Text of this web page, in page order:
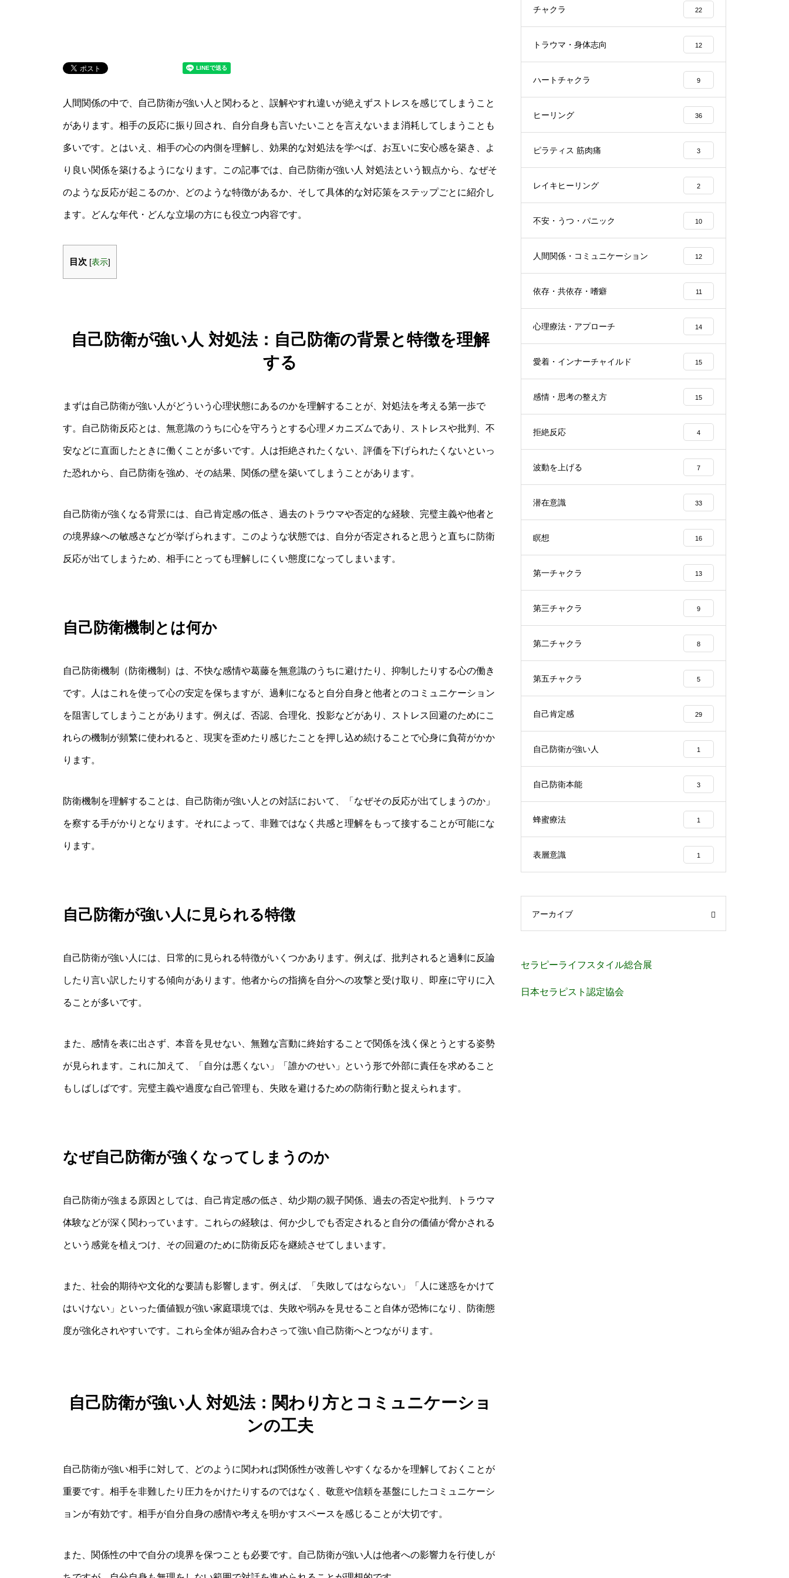
人間関係の中で、自己防衛が強い人と関わると、誤解やすれ違いが絶えずストレスを感じてしまうこと
があります。相手の反応に振り回され、自分自身も言いたいことを言えないまま消耗してしまうことも
多いです。とはいえ、相手の心の内側を理解し、効果的な対処法を学べば、お互いに安心感を築き、よ
り良い関係を築けるようになります。この記事では、自己防衛が強い人 対処法という観点から、なぜそ
のような反応が起こるのか、どのような特徴があるか、そして具体的な対応策をステップごとに紹介し
ます。どんな年代・どんな立場の方にも役立つ内容です。
目次 [表示]
自己防衛が強い人 対処法：自己防衛の背景と特徴を理解
する
まずは自己防衛が強い人がどういう心理状態にあるのかを理解することが、対処法を考える第一歩で
す。自己防衛反応とは、無意識のうちに心を守ろうとする心理メカニズムであり、ストレスや批判、不
安などに直面したときに働くことが多いです。人は拒絶されたくない、評価を下げられたくないといっ
た恐れから、自己防衛を強め、その結果、関係の壁を築いてしまうことがあります。
自己防衛が強くなる背景には、自己肯定感の低さ、過去のトラウマや否定的な経験、完璧主義や他者と
の境界線への敏感さなどが挙げられます。このような状態では、自分が否定されると思うと直ちに防衛
反応が出てしまうため、相手にとっても理解しにくい態度になってしまいます。
自己防衛機制とは何か
自己防衛機制（防衛機制）は、不快な感情や葛藤を無意識のうちに避けたり、抑制したりする心の働き
です。人はこれを使って心の安定を保ちますが、過剰になると自分自身と他者とのコミュニケーション
を阻害してしまうことがあります。例えば、否認、合理化、投影などがあり、ストレス回避のためにこ
れらの機制が頻繁に使われると、現実を歪めたり感じたことを押し込め続けることで心身に負荷がかか
ります。
防衛機制を理解することは、自己防衛が強い人との対話において、「なぜその反応が出てしまうのか」
を察する手がかりとなります。それによって、非難ではなく共感と理解をもって接することが可能にな
ります。
自己防衛が強い人に見られる特徴
自己防衛が強い人には、日常的に見られる特徴がいくつかあります。例えば、批判されると過剰に反論
したり言い訳したりする傾向があります。他者からの指摘を自分への攻撃と受け取り、即座に守りに入
ることが多いです。
また、感情を表に出さず、本音を見せない、無難な言動に終始することで関係を浅く保とうとする姿勢
が見られます。これに加えて、「自分は悪くない」「誰かのせい」という形で外部に責任を求めること
もしばしばです。完璧主義や過度な自己管理も、失敗を避けるための防衛行動と捉えられます。
なぜ自己防衛が強くなってしまうのか
自己防衛が強まる原因としては、自己肯定感の低さ、幼少期の親子関係、過去の否定や批判、トラウマ
体験などが深く関わっています。これらの経験は、何か少しでも否定されると自分の価値が脅かされる
という感覚を植えつけ、その回避のために防衛反応を継続させてしまいます。
また、社会的期待や文化的な要請も影響します。例えば、「失敗してはならない」「人に迷惑をかけて
はいけない」といった価値観が強い家庭環境では、失敗や弱みを見せること自体が恐怖になり、防衛態
度が強化されやすいです。これら全体が組み合わさって強い自己防衛へとつながります。
自己防衛が強い人 対処法：関わり方とコミュニケーショ
ンの工夫
自己防衛が強い相手に対して、どのように関われば関係性が改善しやすくなるかを理解しておくことが
重要です。相手を非難したり圧力をかけたりするのではなく、敬意や信頼を基盤にしたコミュニケーシ
ョンが有効です。相手が自分自身の感情や考えを明かすスペースを感じることが大切です。
また、関係性の中で自分の境界を保つことも必要です。自己防衛が強い人は他者への影響力を行使しが
チャクラ 22
トラウマ・身体志向 12
ハートチャクラ 9
ヒーリング 36
ピラティス 筋肉痛 3
レイキヒーリング 2
不安・うつ・パニック 10
人間関係・コミュニケーション 12
依存・共依存・嗜癖 11
心理療法・アプローチ 14
愛着・インナーチャイルド 15
感情・思考の整え方 15
拒絶反応 4
波動を上げる 7
潜在意識 33
瞑想 16
第一チャクラ 13
第三チャクラ 9
第二チャクラ 8
第五チャクラ 5
自己肯定感 29
自己防衛が強い人 1
自己防衛本能 3
蜂蜜療法 1
表層意識 1
アーカイブ
セラピーライフスタイル総合展
日本セラピスト認定協会